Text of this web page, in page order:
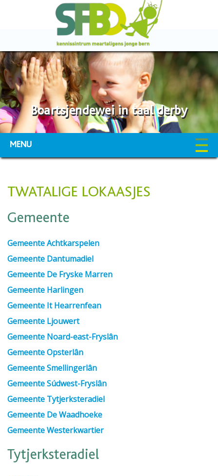
Boartsjendewei in taal derby
MENU
TWATALIGE LOKAASJES
Gemeente
Gemeente Achtkarspelen
Gemeente Dantumadiel
Gemeente De Fryske Marren
Gemeente Harlingen
Gemeente It Hearrenfean
Gemeente Ljouwert
Gemeente Noard-east-Fryslân
Gemeente Opsterlân
Gemeente Smellingerlân
Gemeente Súdwest-Fryslân
Gemeente Tytjerksteradiel
Gemeente De Waadhoeke
Gemeente Westerkwartier
Tytjerksteradiel